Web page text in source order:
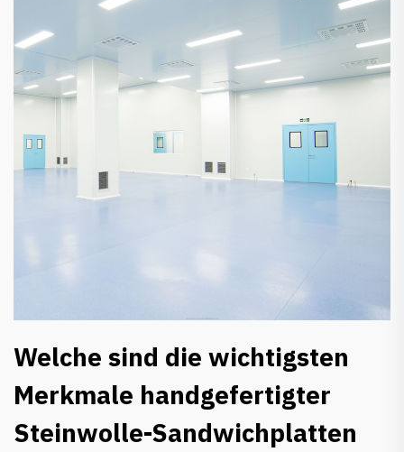
Welche sind die wichtigsten
Merkmale handgefertigter
Steinwolle-Sandwichplatten